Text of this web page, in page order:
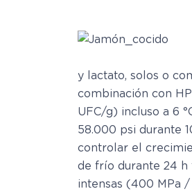
y lactato, solos o
combinación con
UFC/g) incluso a 6
58.000 psi durante
controlar el
de frío durante 24 h
intensas (400 MPa